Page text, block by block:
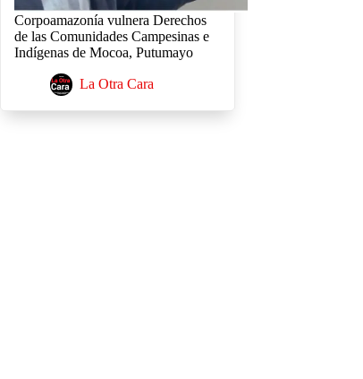
Corpoamazonía vulnera Derechos
de las Comunidades Campesinas e
Indígenas de Mocoa, Putumayo
La Otra Cara